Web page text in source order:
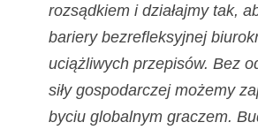
rozsądkiem i działajmy tak,
bariery bezrefleksyjnej
uciążliwych przepisów. Bez
siły gospodarczej możemy
byciu globalnym graczem.